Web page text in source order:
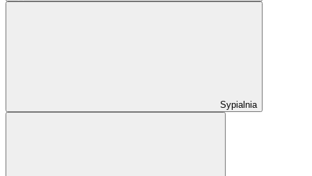
Sypialnia